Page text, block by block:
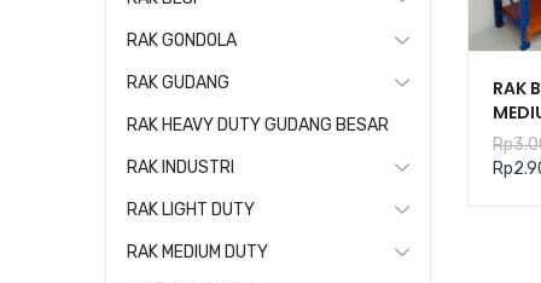
RAK
TIPE
Rp
Rp
RAK GONDOLA
RAK GUDANG
RAK HEAVY DUTY GUDANG BESAR
RAK INDUSTRI
RAK LIGHT DUTY
RAK MEDIUM DUTY